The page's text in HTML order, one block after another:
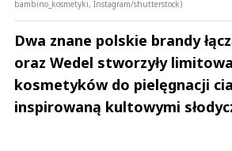
bambino_kosmetyki, Instagram/shutterstock)
Dwa znane polskie brandy
oraz Wedel stworzyły
kosmetyków do pielęgnacji
inspirowaną kultowymi